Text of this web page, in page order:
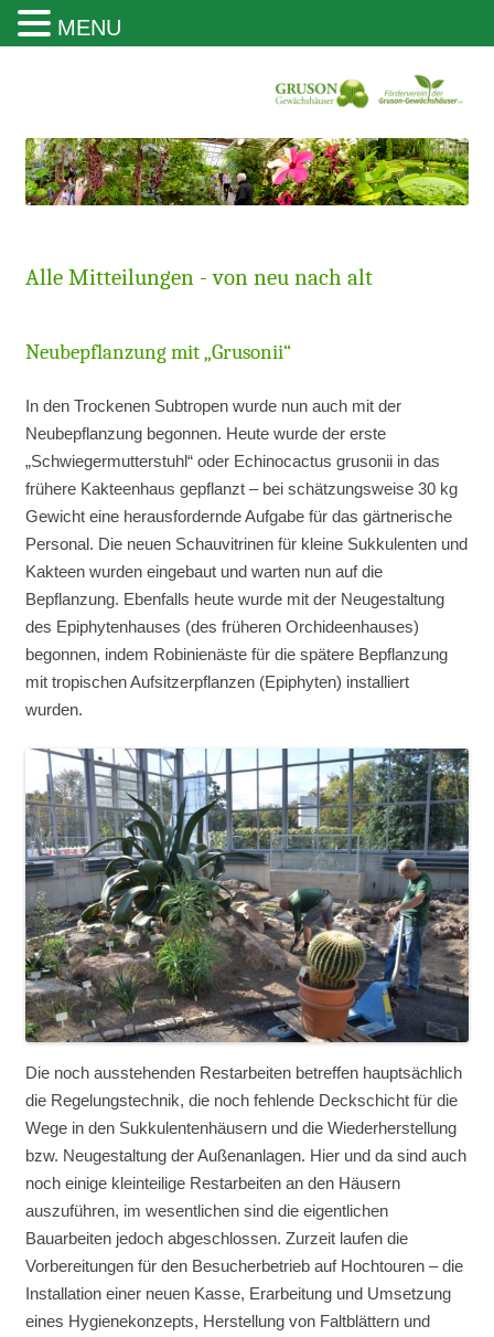
Gruson Gewächshäuser Magdeburg
Alle Mitteilungen - von neu nach alt
Neubepflanzung mit „Grusonii“
In den Trockenen Subtropen wurde nun auch mit der
Neubepflanzung begonnen. Heute wurde der erste
„Schwiegermutterstuhl“ oder Echinocactus grusonii in das
frühere Kakteenhaus gepflanzt – bei schätzungsweise 30 kg
Gewicht eine herausfordernde Aufgabe für das gärtnerische
Personal. Die neuen Schauvitrinen für kleine Sukkulenten und
Kakteen wurden eingebaut und warten nun auf die
Bepflanzung. Ebenfalls heute wurde mit der Neugestaltung
des Epiphytenhauses (des früheren Orchideenhauses)
begonnen, indem Robinienäste für die spätere Bepflanzung
mit tropischen Aufsitzerpflanzen (Epiphyten) installiert
wurden.
Die noch ausstehenden Restarbeiten betreffen hauptsächlich
die Regelungstechnik, die noch fehlende Deckschicht für die
Wege in den Sukkulentenhäusern und die Wiederherstellung
bzw. Neugestaltung der Außenanlagen. Hier und da sind auch
noch einige kleinteilige Restarbeiten an den Häusern
auszuführen, im wesentlichen sind die eigentlichen
Bauarbeiten jedoch abgeschlossen. Zurzeit laufen die
Vorbereitungen für den Besucherbetrieb auf Hochtouren – die
Installation einer neuen Kasse, Erarbeitung und Umsetzung
eines Hygienekonzepts, Herstellung von Faltblättern und
MENU